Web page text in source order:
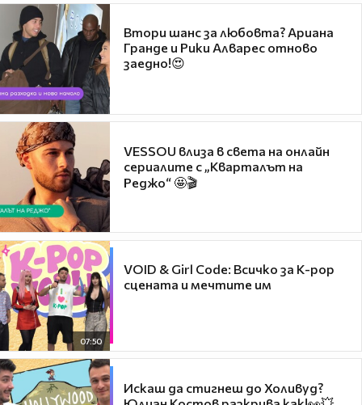
Втори шанс за любовта? Ариана
Гранде и Рики Алварес отново
заедно!😍
VESSOU влиза в света на онлайн
сериалите с „Кварталът на
Реджо“ 🤩🎬
07:50
VOID & Girl Code: Всичко за K-pop
сцената и мечтите им
Искаш да стигнеш до Холивуд?